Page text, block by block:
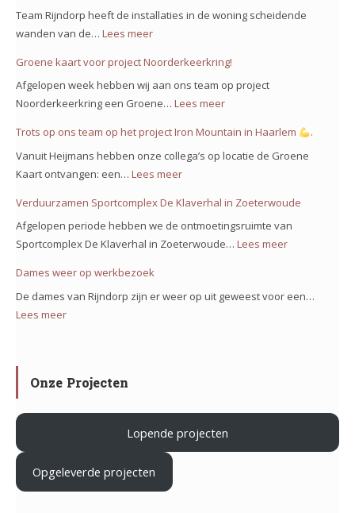
Team Rijndorp heeft de installaties in de woning scheidende
wanden van de… Lees meer:
voortgang
de
Bolstoren
Nieuw
Groene kaart voor project Noorderkeerkring!
Afgelopen week hebben wij aan ons team op project
Noorderkeerkring een Groene… Lees meer:
voor
Noorderkeerkring!
Trots op ons team op het project Iron Mountain in Haarlem
.
Vanuit Heijmans hebben onze collega’s op locatie de Groene
Kaart ontvangen: een… Lees meer:
ons
het
.
Verduurzamen Sportcomplex De Klaverhal in Zoeterwoude
Afgelopen periode hebben we de ontmoetingsruimte van
Sportcomplex De Klaverhal in Zoeterwoude… Lees meer:
De
Dames weer op werkbezoek
De dames van Rijndorp zijn er weer op uit geweest voor een…
Lees meer:
op
werkbezoek
Onze Projecten
Lopende projecten
Opgeleverde projecten